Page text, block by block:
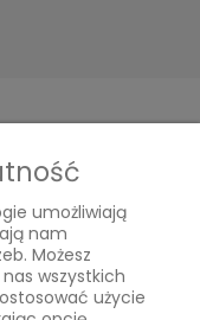
umożliwiają
nam
Możesz
wszystkich
użycie